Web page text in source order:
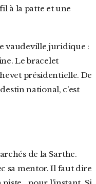
à la patte et une
Le bracelet
présidentielle. De
national, c’est
de la Sarthe.
sa mentor. Il faut dire